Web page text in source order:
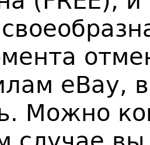
eBay,
Можно